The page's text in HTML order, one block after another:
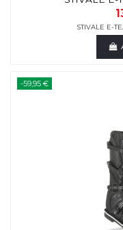
STIVALE E-
-59,95 €